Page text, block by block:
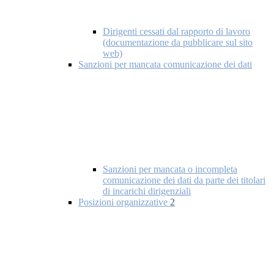
Dirigenti cessati dal rapporto di lavoro
(documentazione da pubblicare sul sito
web)
Sanzioni per mancata comunicazione dei dati
Sanzioni per mancata o incompleta
comunicazione dei dati da parte dei titolari
di incarichi dirigenziali
Posizioni organizzative 2